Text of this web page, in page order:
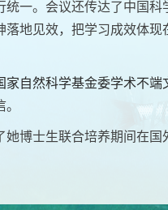
一。会议还传达了中国科
地见效，把学习成效体现
家自然科学基金委学术不端
博士生联合培养期间在国